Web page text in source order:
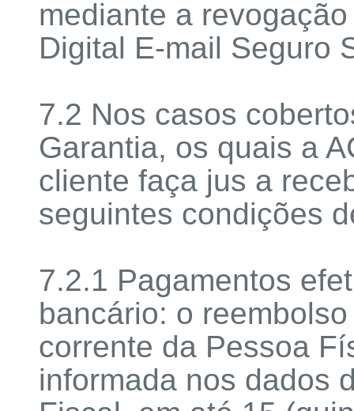
mediante a
Digital E-mail Seguro
7.2 Nos casos
Garantia, os quais a
cliente faça jus a
seguintes condições
7.2.1 Pagamentos
bancário: o
corrente da Pessoa
informada nos dados